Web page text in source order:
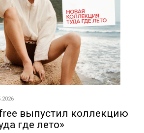
выпустил коллекцию
где лето»